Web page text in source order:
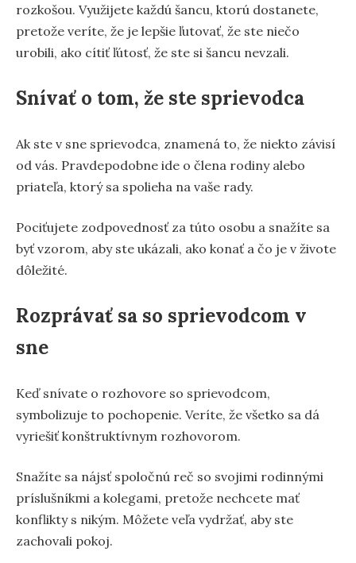
rozkošou. Využijete každú šancu, ktorú dostanete,
pretože veríte, že je lepšie ľutovať, že ste niečo
urobili, ako cítiť ľútosť, že ste si šancu nevzali.
Snívať o tom, že ste sprievodca
Ak ste v sne sprievodca, znamená to, že niekto závisí
od vás. Pravdepodobne ide o člena rodiny alebo
priateľa, ktorý sa spolieha na vaše rady.
Pociťujete zodpovednosť za túto osobu a snažíte sa
byť vzorom, aby ste ukázali, ako konať a čo je v živote
dôležité.
Rozprávať sa so sprievodcom v
sne
Keď snívate o rozhovore so sprievodcom,
symbolizuje to pochopenie. Veríte, že všetko sa dá
vyriešiť konštruktívnym rozhovorom.
Snažíte sa nájsť spoločnú reč so svojimi rodinnými
príslušníkmi a kolegami, pretože nechcete mať
konflikty s nikým. Môžete veľa vydržať, aby ste
zachovali pokoj.